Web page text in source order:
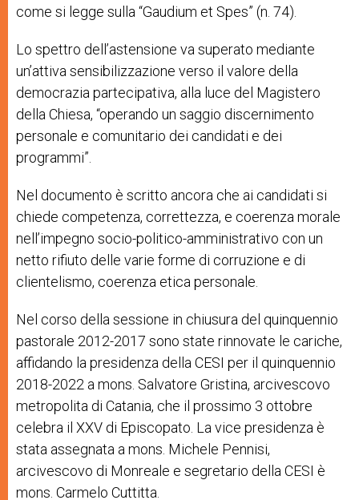
come si legge sulla “Gaudium et Spes” (n. 74).
Lo spettro dell’astensione va superato mediante
un’attiva sensibilizzazione verso il valore della
democrazia partecipativa, alla luce del Magistero
della Chiesa, “operando un saggio discernimento
personale e comunitario dei candidati e dei
programmi”.
Nel documento è scritto ancora che ai candidati si
chiede competenza, correttezza, e coerenza morale
nell’impegno socio-politico-amministrativo con un
netto rifiuto delle varie forme di corruzione e di
clientelismo, coerenza etica personale.
Nel corso della sessione in chiusura del quinquennio
pastorale 2012-2017 sono state rinnovate le cariche,
affidando la presidenza della CESI per il quinquennio
2018-2022 a mons. Salvatore Gristina, arcivescovo
metropolita di Catania, che il prossimo 3 ottobre
celebra il XXV di Episcopato. La vice presidenza è
stata assegnata a mons. Michele Pennisi,
arcivescovo di Monreale e segretario della CESI è
mons. Carmelo Cuttitta.